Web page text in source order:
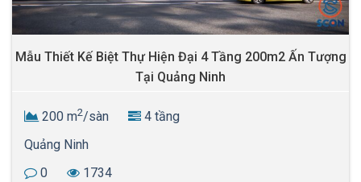
Mẫu thiết kế biệt thự vườn hiện đại 3 tầng 300m2
Splendora An Khánh
300 m2/sàn
3 tầng
Hà Nội
0
1918